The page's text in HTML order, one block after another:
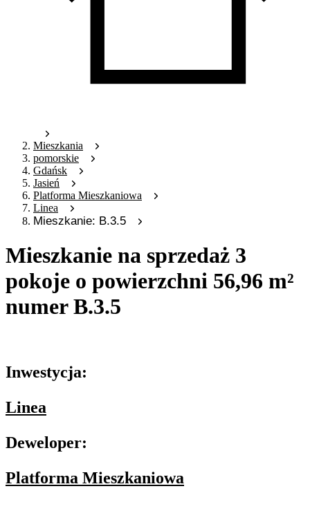
Mieszkania
pomorskie
Gdańsk
Jasień
Platforma Mieszkaniowa
Linea
Mieszkanie: B.3.5
Mieszkanie na sprzedaż 3
pokoje o powierzchni 56,96 m²
numer B.3.5
Inwestycja:
Linea
Deweloper:
Platforma Mieszkaniowa